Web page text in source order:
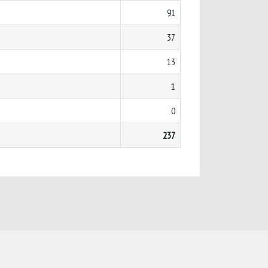
91
37
13
1
0
237